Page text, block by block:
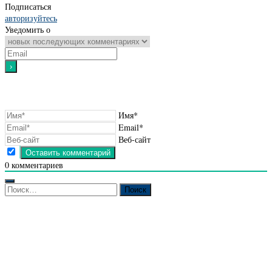
Подписаться
авторизуйтесь
Уведомить о
Имя*
Email*
Веб-сайт
0 комментариев
Найти: